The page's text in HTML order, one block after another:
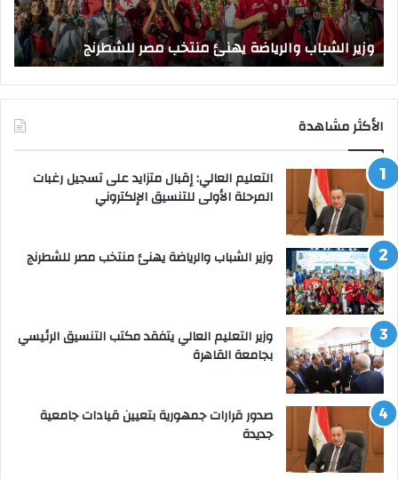
وزير الشباب والرياضة يهنئ منتخب مصر للشطرنج
الأكثر مشاهدة
التعليم العالي: إقبال متزايد على تسجيل رغبات
المرحلة الأولى للتنسيق الإلكتروني
وزير الشباب والرياضة يهنئ منتخب مصر للشطرنج
وزير التعليم العالي يتفقد مكتب التنسيق الرئيسي
بجامعة القاهرة
صدور قرارات جمهورية بتعيين قيادات جامعية
جديدة